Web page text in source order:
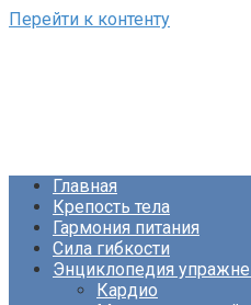
Перейти к контенту
Сайт о фитнесе и питании
Главная
Крепость тела
Гармония питания
Сила гибкости
Энциклопедия
Кардио